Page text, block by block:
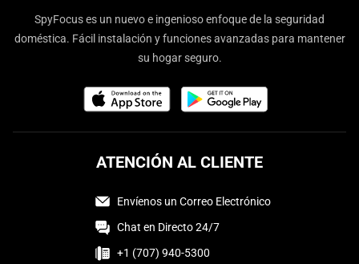
SpyFocus es un nuevo e ingenioso enfoque de la seguridad
doméstica. Fácil instalación y funciones avanzadas para mantener
su hogar seguro.
ATENCIÓN AL CLIENTE
Envíenos un Correo Electrónico
Chat en Directo 24/7
+1 (707) 940-5300